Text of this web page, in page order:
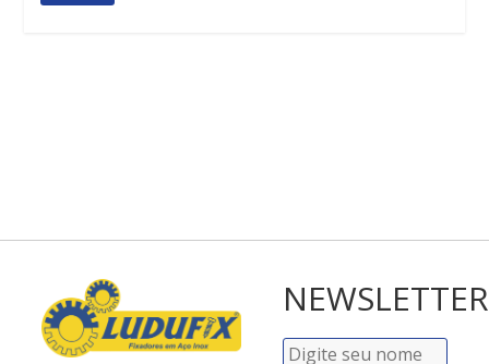
NEWSLETTER